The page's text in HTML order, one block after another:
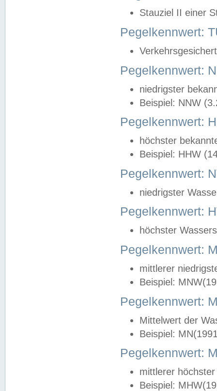
Stauziel II einer
Pegelkennwert:
Pegelkennwert:
niedrigster
Beispiel: NNW
Pegelkennwert:
höchster
Beispiel: HHW
Pegelkennwert:
niedrigster
Pegelkennwert:
höchster
Pegelkennwert:
mittlerer
Beispiel:
Pegelkennwert:
Mittelwert der
Beispiel:
Pegelkennwert:
mittlerer
Beispiel: